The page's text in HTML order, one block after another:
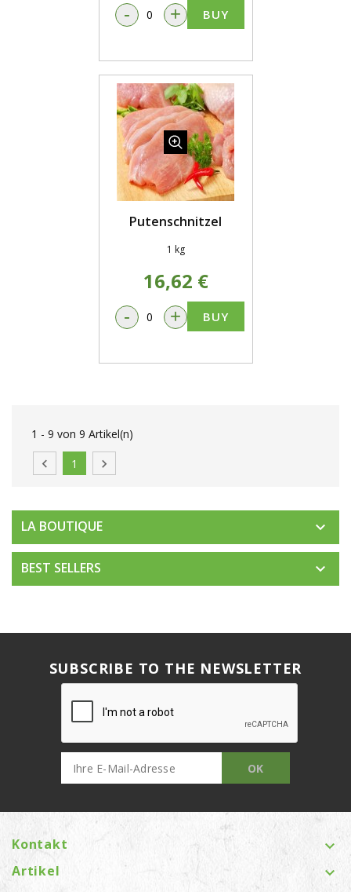
- + BUY
Putenschnitzel
1 kg
16,62 €
- + BUY
1 - 9 von 9 Artikel(n)
 1 
LA BOUTIQUE 
BEST SELLERS 
SUBSCRIBE TO THE NEWSLETTER
Kontakt 
Artikel 